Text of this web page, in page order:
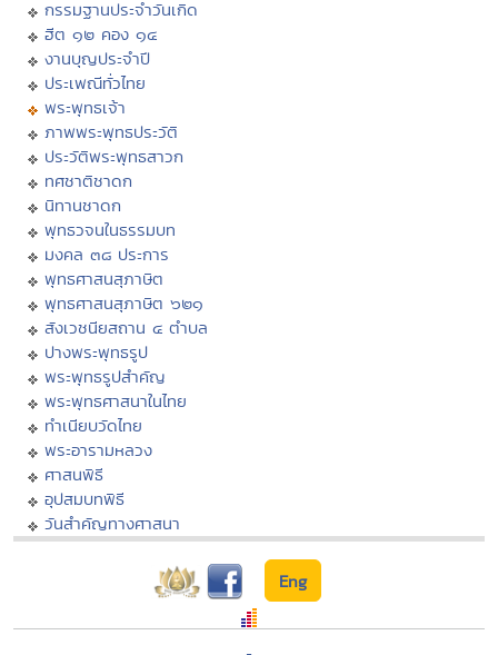
กรรมฐานประจำวันเกิด
ฮีต ๑๒ คอง ๑๔
งานบุญประจำปี
ประเพณีทั่วไทย
พระพุทธเจ้า
ภาพพระพุทธประวัติ
ประวัติพระพุทธสาวก
ทศชาติชาดก
นิทานชาดก
พุทธวจนในธรรมบท
มงคล ๓๘ ประการ
พุทธศาสนสุภาษิต
พุทธศาสนสุภาษิต ๖๒๑
สังเวชนียสถาน ๔ ตำบล
ปางพระพุทธรูป
พระพุทธรูปสำคัญ
พระพุทธศาสนาในไทย
ทำเนียบวัดไทย
พระอารามหลวง
ศาสนพิธี
อุปสมบทพิธี
วันสำคัญทางศาสนา
Eng